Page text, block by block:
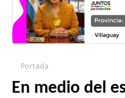
Portada
En medio del